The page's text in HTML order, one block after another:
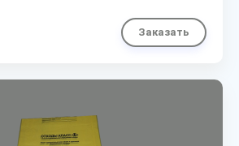
Заказать